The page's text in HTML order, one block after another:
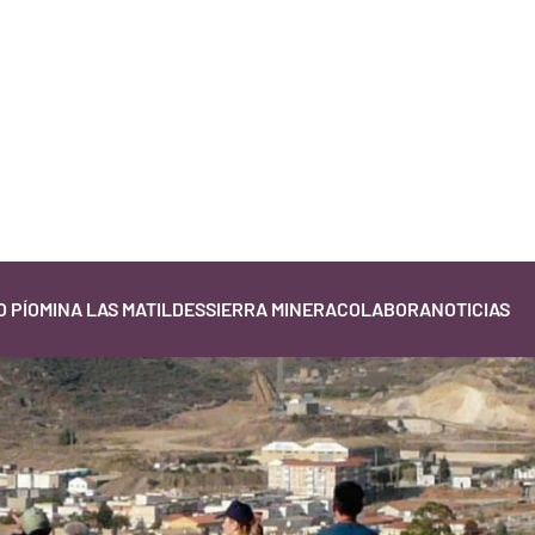
PÍOMINA LAS MATILDESSIERRA MINERACOLABORANOTICIAS